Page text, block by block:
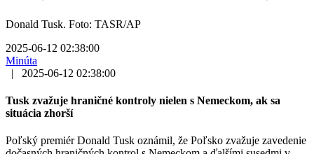
Donald Tusk. Foto: TASR/AP
2025-06-12 02:38:00
Minúta
|
2025-06-12 02:38:00
Tusk zvažuje hraničné kontroly nielen s Nemeckom, ak sa
situácia zhorší
Poľský premiér Donald Tusk oznámil, že Poľsko zvažuje zavedenie